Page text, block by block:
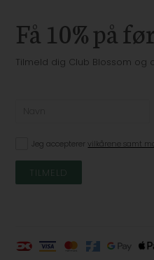
Få 10% på
Tilmeld dig Club Blossom og
Jeg accepterervilkårene samt